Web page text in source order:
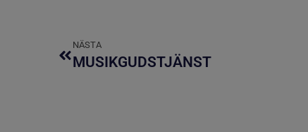
NÄSTA
MUSIKGUDSTJÄNST